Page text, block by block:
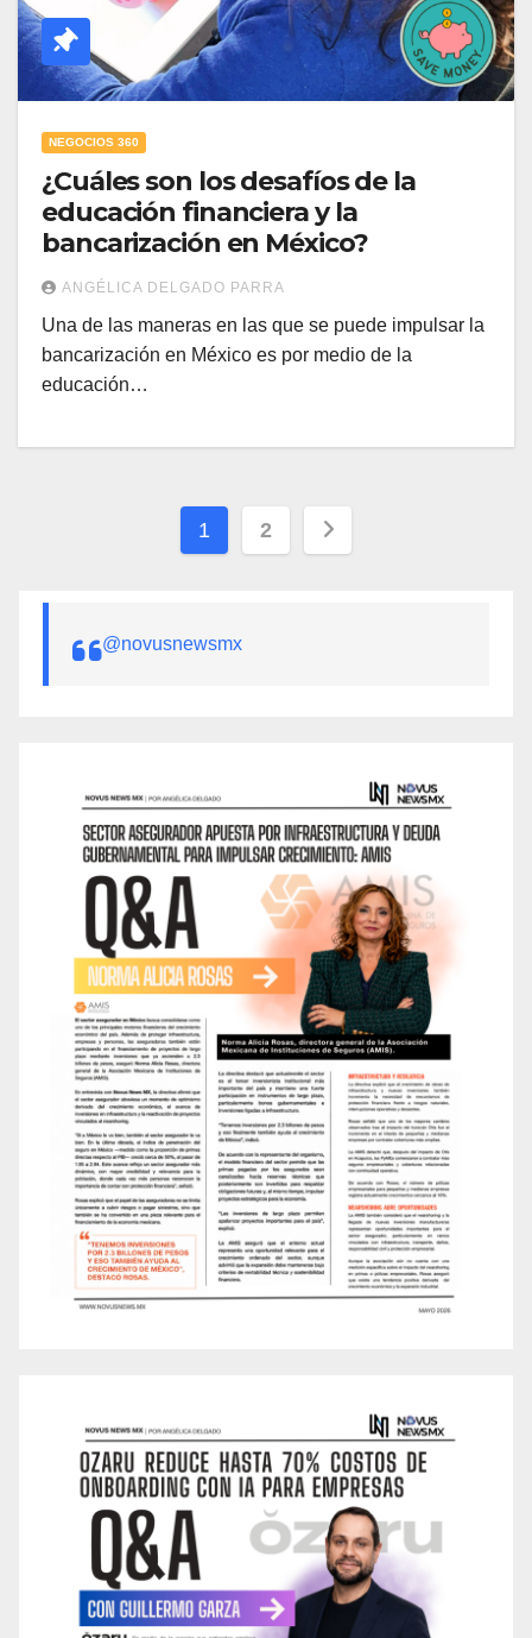
NEGOCIOS 360
¿Cuáles son los desafíos de la
educación financiera y la
bancarización en México?
ANGÉLICA DELGADO PARRA
Una de las maneras en las que se puede impulsar la
bancarización en México es por medio de la
educación…
Paginación
1 2
@novusnewsmx